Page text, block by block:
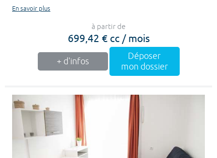
En savoir plus
à partir de
699,42 € cc / mois
+ d'infos
Déposer
mon dossier